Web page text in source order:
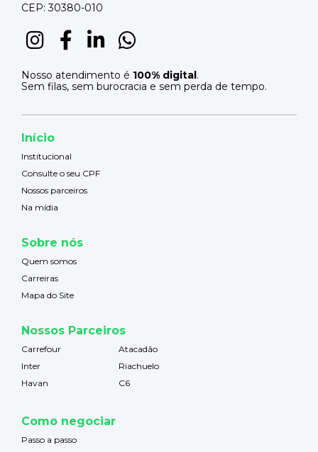
CEP: 30380-010
Nosso atendimento é 100% digital .
Sem filas, sem burocracia e sem perda de tempo.
Início
Institucional
Consulte o seu CPF
Nossos parceiros
Na mídia
Sobre nós
Quem somos
Carreiras
Mapa do Site
Nossos Parceiros
Carrefour
Atacadão
Inter
Riachuelo
Havan
C6
Como negociar
Passo a passo